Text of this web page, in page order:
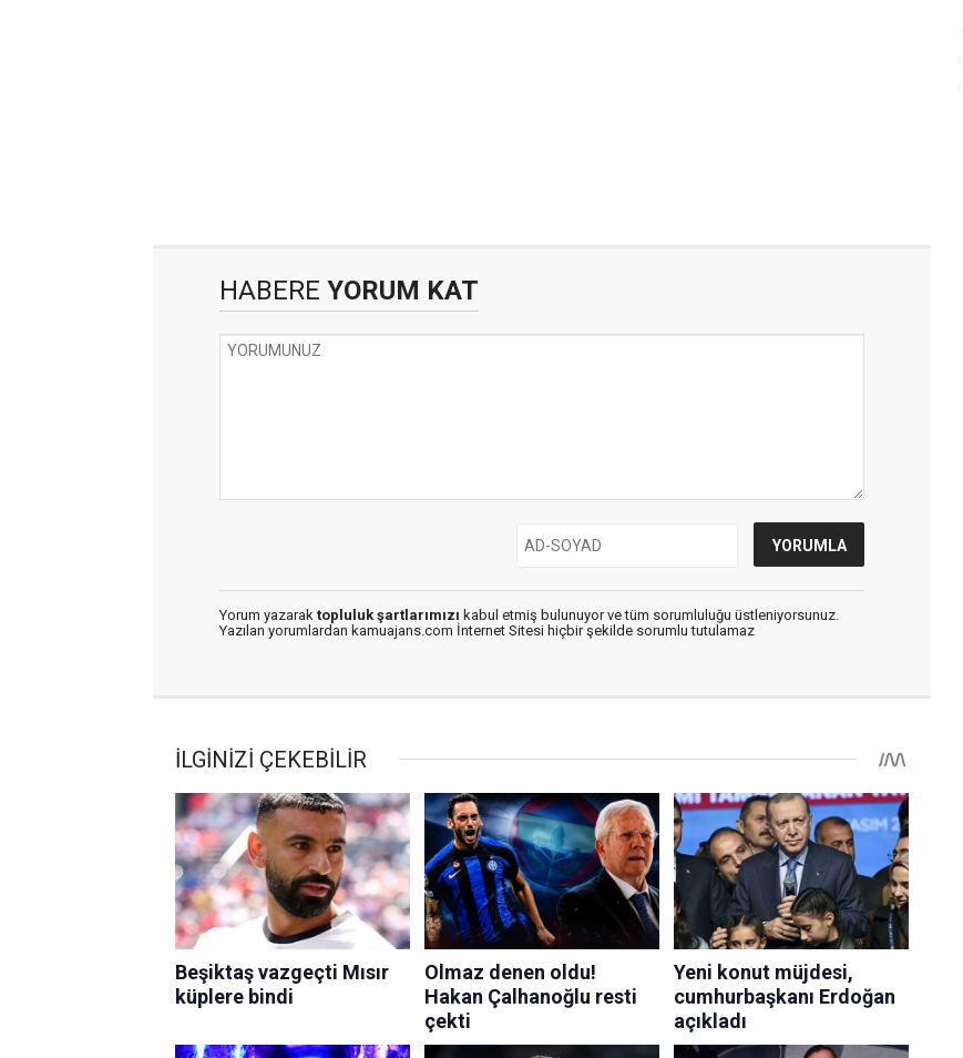
HABERE YORUM KAT
Yorum yazarak topluluk şartlarımızı kabul etmiş bulunuyor ve tüm sorumluluğu üstleniyorsunuz.
Yazılan yorumlardan kamuajans.com İnternet Sitesi hiçbir şekilde sorumlu tutulamaz